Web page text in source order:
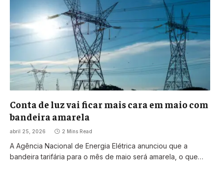
Conta de luz vai ficar mais cara em maio com
bandeira amarela
abril 25, 2026 2 Mins Read
A Agência Nacional de Energia Elétrica anunciou que a
bandeira tarifária para o mês de maio será amarela, o que…